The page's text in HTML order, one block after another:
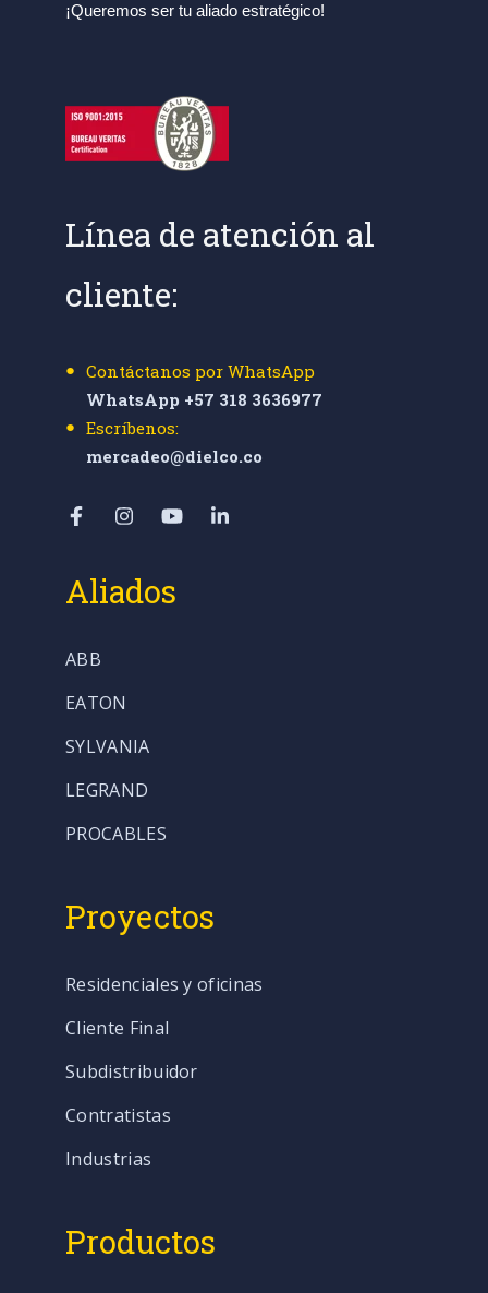
¡Queremos ser tu aliado estratégico!
Línea de atención al
cliente:
Contáctanos por WhatsApp
WhatsApp +57 318 3636977
Escríbenos:
mercadeo@dielco.co
Aliados
ABB
EATON
SYLVANIA
LEGRAND
PROCABLES
Proyectos
Residenciales y oficinas
Cliente Final
Subdistribuidor
Contratistas
Industrias
Productos